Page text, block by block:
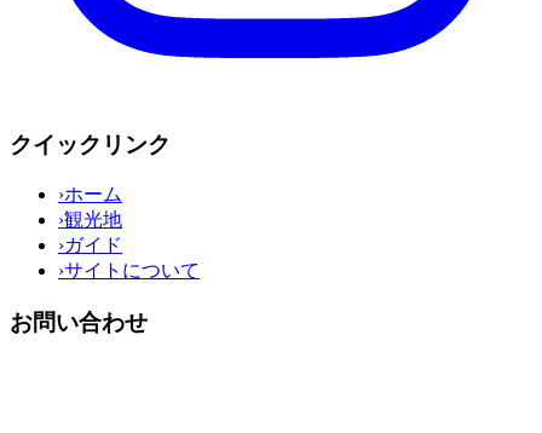
クイックリンク
›ホーム
›観光地
›ガイド
›サイトについて
お問い合わせ